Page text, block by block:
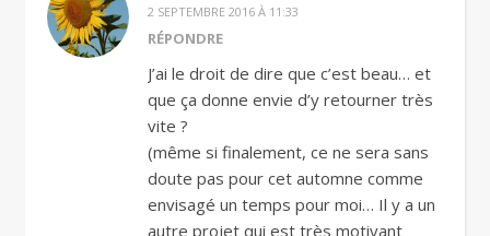
2 SEPTEMBRE 2016 À 11:33
RÉPONDRE
J’ai le droit de dire que c’est beau… et
que ça donne envie d’y retourner très
vite ?
(même si finalement, ce ne sera sans
doute pas pour cet automne comme
envisagé un temps pour moi… Il y a un
autre projet qui est très motivant